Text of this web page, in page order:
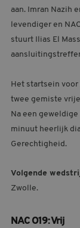
aan. Imran Nazih
levendiger en
stuurt Ilias El
Het startsein voor
twee gemiste
Na een
minuut heerlijk
Gerechtigheid.
Volgende
Zwolle.
NAC O19: Vrij